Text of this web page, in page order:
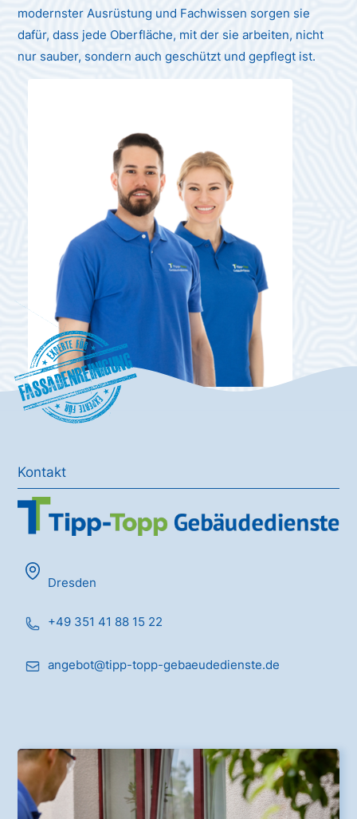
modernster Ausrüstung und Fachwissen sorgen sie
dafür, dass jede Oberfläche, mit der sie arbeiten, nicht
nur sauber, sondern auch geschützt und gepflegt ist.
Fassadenreinigung
Kontakt
Dresden
+49 351 41 88 15 22
angebot@tipp-topp-gebaeudedienste.de